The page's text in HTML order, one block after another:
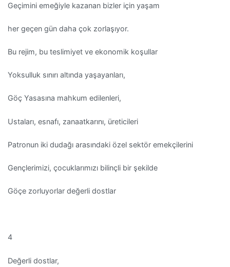
Geçimini emeğiyle kazanan bizler için yaşam
her geçen gün daha çok zorlaşıyor.
Bu rejim, bu teslimiyet ve ekonomik koşullar
Yoksulluk sınırı altında yaşayanları,
Göç Yasasına mahkum edilenleri,
Ustaları, esnafı, zanaatkarını, üreticileri
Patronun iki dudağı arasındaki özel sektör emekçilerini
Gençlerimizi, çocuklarımızı bilinçli bir şekilde
Göçe zorluyorlar değerli dostlar
4
Değerli dostlar,